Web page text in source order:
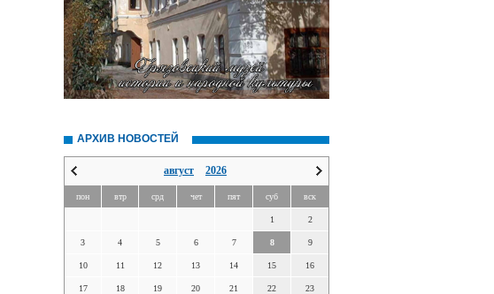
АРХИВ НОВОСТЕЙ
август 2026
пон втр срд чет пят суб вск
1 2
3 4 5 6 7 8 9
10 11 12 13 14 15 16
17 18 19 20 21 22 23